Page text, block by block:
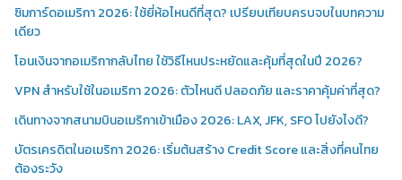
ซิมการ์ดอเมริกา 2026: ใช้ยี่ห้อไหนดีที่สุด? เปรียบเทียบครบจบในบทความ
เดียว
โอนเงินจากอเมริกากลับไทย ใช้วิธีไหนประหยัดและคุ้มที่สุดในปี 2026?
VPN สำหรับใช้ในอเมริกา 2026: ตัวไหนดี ปลอดภัย และราคาคุ้มค่าที่สุด?
เดินทางจากสนามบินอเมริกาเข้าเมือง 2026: LAX, JFK, SFO ไปยังไงดี?
บัตรเครดิตในอเมริกา 2026: เริ่มต้นสร้าง Credit Score และสิ่งที่คนไทย
ต้องระวัง